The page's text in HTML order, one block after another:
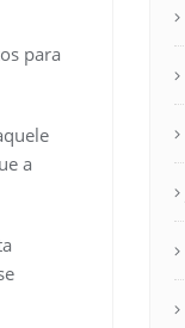
para
a